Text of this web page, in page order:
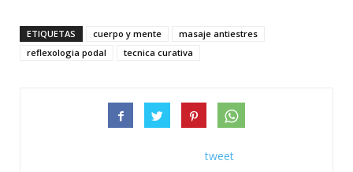
ETIQUETAS cuerpo y mente
masaje antiestres
reflexologia podal
tecnica curativa
tweet